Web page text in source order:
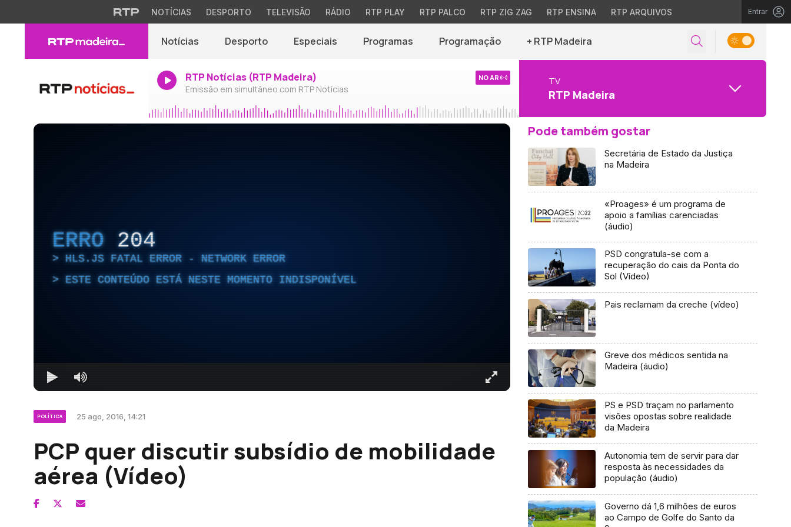
NOTÍCIAS DESPORTO TELEVISÃO RÁDIO RTP PLAY RTP PALCO RTP ZIG ZAG RTP ENSINA RTP ARQUIVOS Entrar
Notícias Desporto Especiais Programas Programação + RTP Madeira
RTP Notícias (RTP Madeira)
Emissão em simultâneo com RTP Notícias
NO AR TV
RTP Madeira
ERRO 204
HLS.JS FATAL ERROR - NETWORK ERROR
ESTE CONTEÚDO ESTÁ NESTE MOMENTO INDISPONÍVEL
POLÍTICA 25 ago, 2016, 14:21
PCP quer discutir subsídio de mobilidade
aérea (Vídeo)
Pode também gostar
Secretária de Estado da Justiça
na Madeira
«Proages» é um programa de
apoio a famílias carenciadas
(áudio)
PSD congratula-se com a
recuperação do cais da Ponta do
Sol (Vídeo)
Pais reclamam da creche (vídeo)
Greve dos médicos sentida na
Madeira (áudio)
PS e PSD traçam no parlamento
visões opostas sobre realidade
da Madeira
Autonomia tem de servir para dar
resposta às necessidades da
população (áudio)
Governo dá 1,6 milhões de euros
ao Campo de Golfe do Santo da